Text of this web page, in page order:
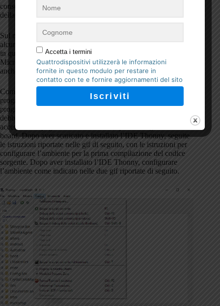
consenta di scrivere il codice sorgente e di caricalo all’interno
della memoria del microcontrollore.
Sul mercato ci sono diverse IDEs per il sistema Pico, con
alcune di esse e’ possibile gestire anche più di un linguaggio,
in questo corso vorrei utilizzare il solo linguaggio
MicroPython, e propongo di usare l’IDE Thonny, consigliato
anche dagli sviluppatori della scheda Pico.
Come da tradizione, il primo codice sorgente per chi inizia a
programmare o ad usare un sistema nuovo è classico
programma di “Hello World” e credo che le tradizioni
debbano essere rispettate e quindi il nostro primo codice farà
accendere e spegnere un diodo LED, quello integrato sulla
board. Dopo aver scaricato e installato l’IDE Thonny, seguite
le istruzioni riportate nelle gif di seguito, con le istruzioni per
configurare l’ambiente per la prima compilazione del codice
sorgente. Dopo aver installato l’IDE Thonny, configurare
l’ambiente come indicato nelle due gif riportate di seguito.
Accetta i termini
Quattrodispositivi utilizzerà le informazioni
fornite in questo modulo per restare in
contatto con te e fornire aggiornamenti del sito